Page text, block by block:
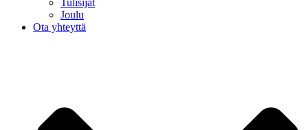
Tulisijat
Joulu
Ota yhteyttä